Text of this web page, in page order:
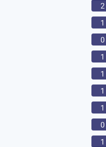
2
1
0
1
1
1
1
0
1